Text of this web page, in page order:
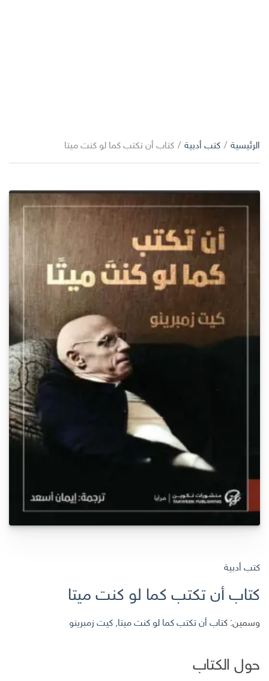
الرئيسية / كتب أدبية / كتاب أن تكتب كما لو كنت ميتا
كتب أدبية
كتاب أن تكتب كما لو كنت ميتا
وسمين: كتاب أن تكتب كما لو كنت ميتا, كيت زمبرينو
حول الكتاب